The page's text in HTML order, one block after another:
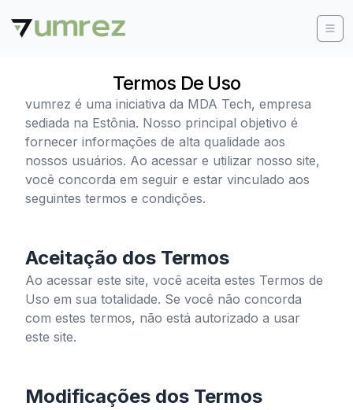
Termos De Uso
vumrez é uma iniciativa da MDA Tech, empresa
sediada na Estônia. Nosso principal objetivo é
fornecer informações de alta qualidade aos
nossos usuários. Ao acessar e utilizar nosso site,
você concorda em seguir e estar vinculado aos
seguintes termos e condições.
Aceitação dos Termos
Ao acessar este site, você aceita estes Termos de
Uso em sua totalidade. Se você não concorda
com estes termos, não está autorizado a usar
este site.
Modificações dos Termos